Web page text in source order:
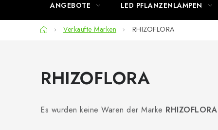
ANGEBOTE LED PFLANZENLAMPEN
StartseiteVerkaufte Marken RHIZOFLORA
RHIZOFLORA
Es wurden keine Waren der Marke RHIZOFLORA